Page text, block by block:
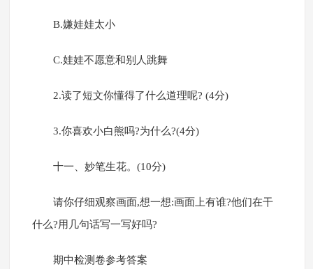
B.嫌娃娃太小
C.娃娃不愿意和别人跳舞
2.读了短文你懂得了什么道理呢? (4分)
3.你喜欢小白熊吗?为什么?(4分)
十一、妙笔生花。(10分)
请你仔细观察画面,想一想:画面上有谁?他们在干
什么?用几句话写一写好吗?
期中检测卷参考答案